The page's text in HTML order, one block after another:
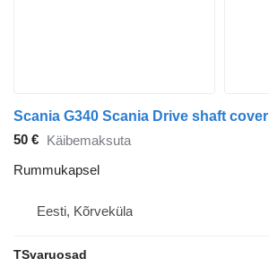
Scania G340 Scania Drive shaft cover
50 € Käibemaksuta
Rummukapsel
Eesti, Kõrveküla
TSvaruosad